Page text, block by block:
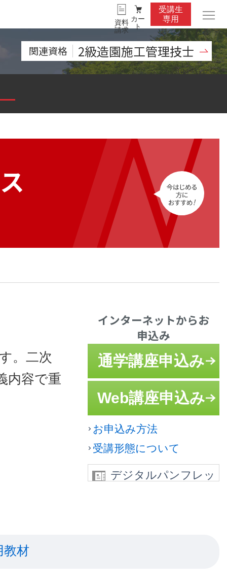
資料
請求
カー
ト
受講生
専用
関連資格 2級造園施工管理技士
。二次
内容で重
インターネットからお
申込み
通学講座申込み
Web講座申込み
お申込み方法
受講形態について
デジタルパンフレッ
教材